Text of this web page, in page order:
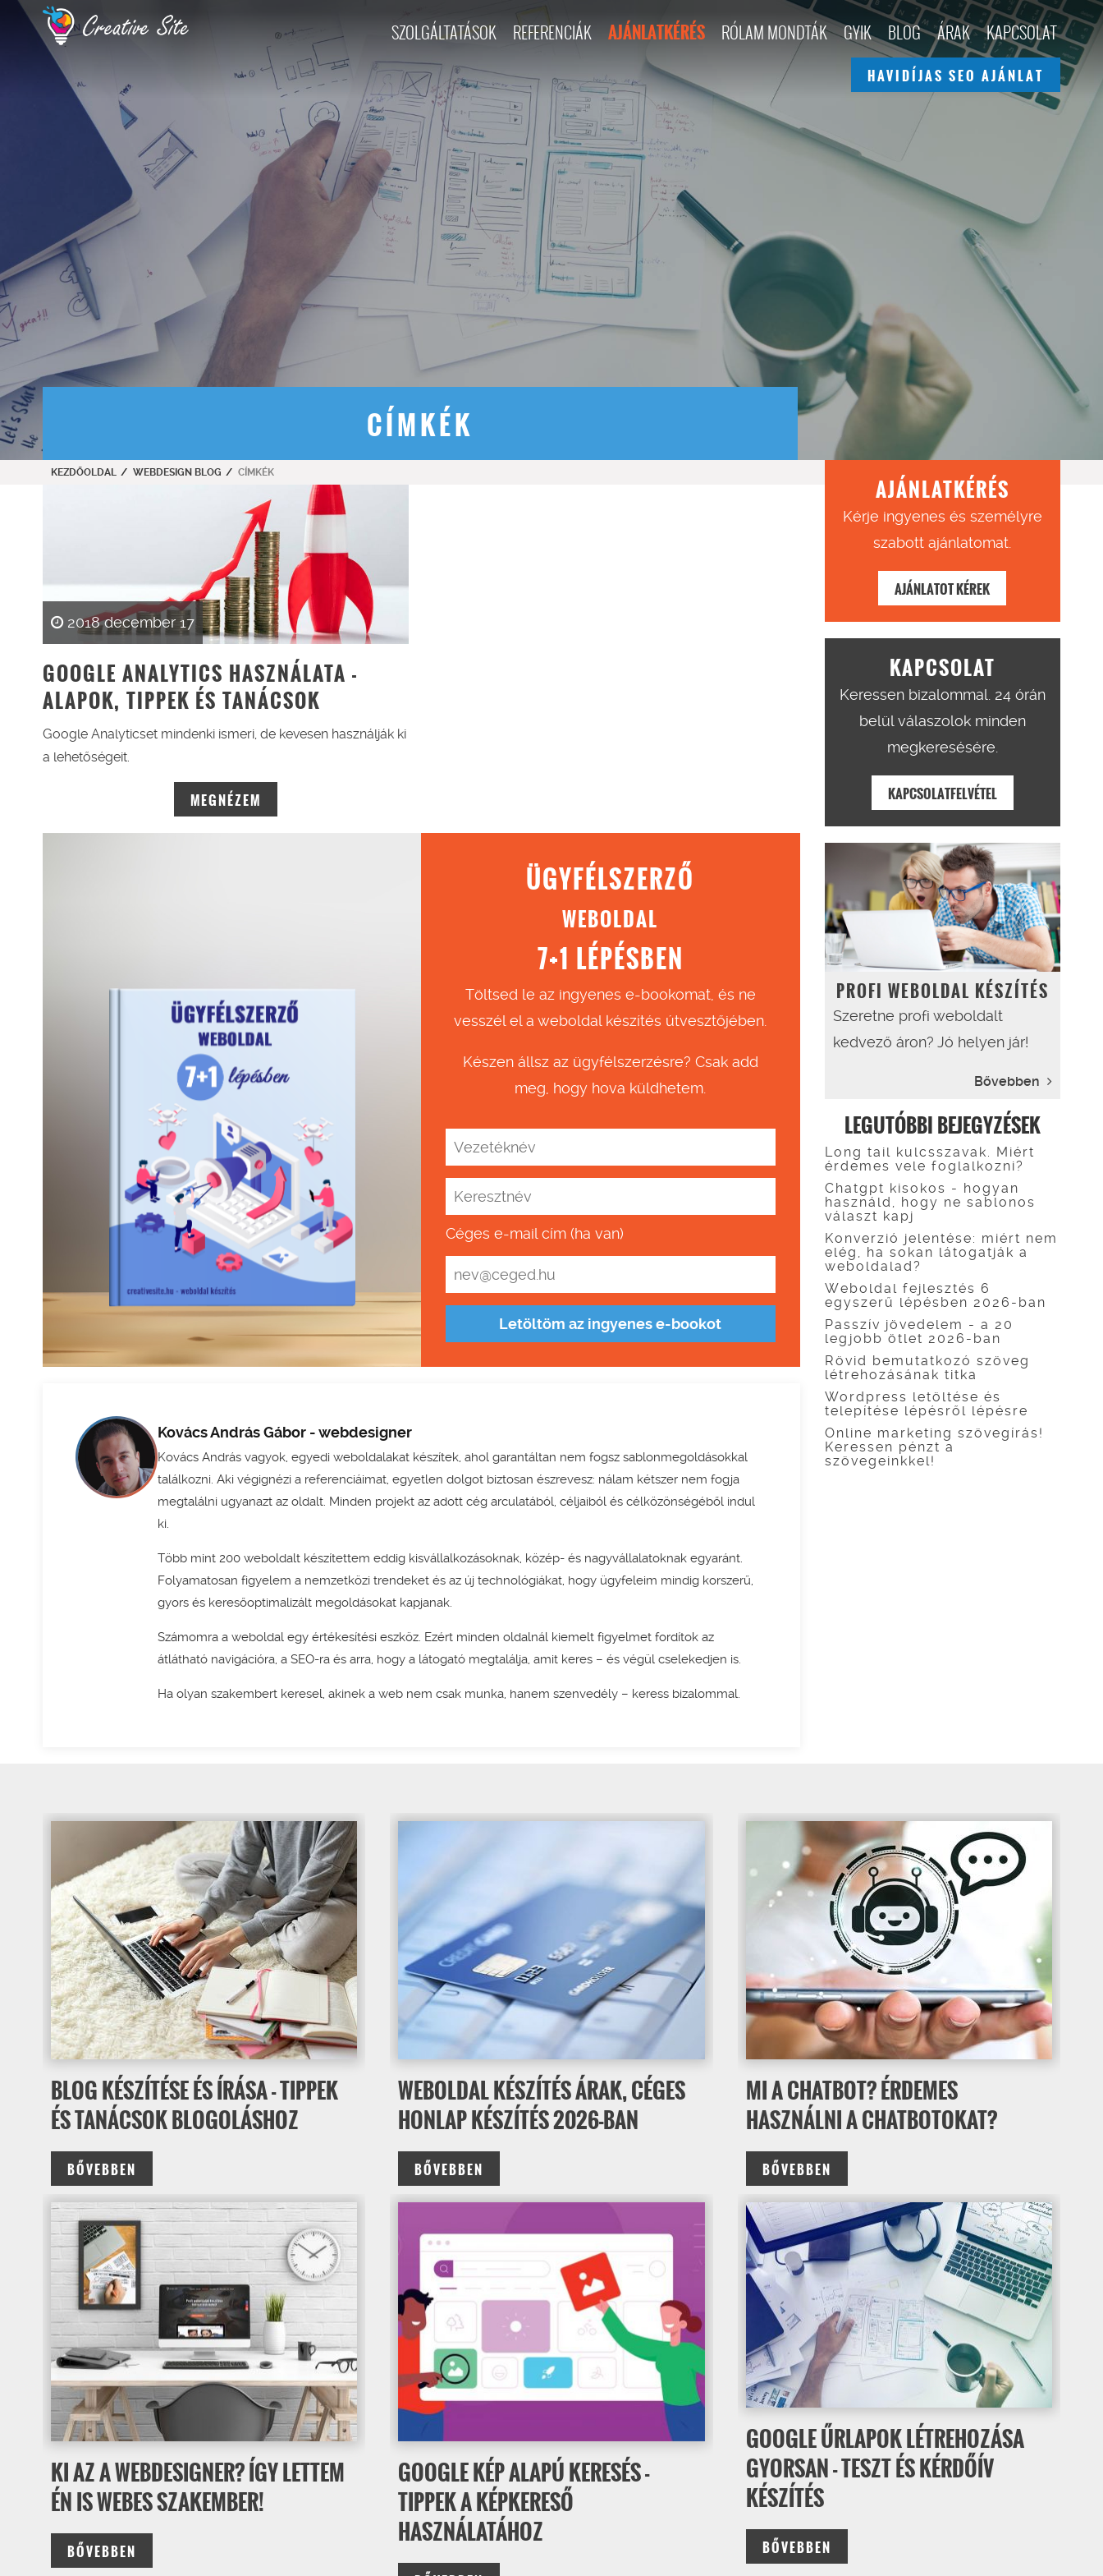
SZOLGÁLTATÁSOK REFERENCIÁK AJÁNLATKÉRÉS RÓLAM MONDTÁK GYIK BLOG ÁRAK KAPCSOLAT
HAVIDÍJAS SEO AJÁNLAT
CÍMKÉK
KEZDŐOLDAL WEBDESIGN BLOG CÍMKÉK
2018 december 17
GOOGLE ANALYTICS HASZNÁLATA -
ALAPOK, TIPPEK ÉS TANÁCSOK
Google Analyticset mindenki ismeri, de kevesen használják ki
a lehetőségeit.
MEGNÉZEM
ÜGYFÉLSZERZŐ
WEBOLDAL
7+1 LÉPÉSBEN
Töltsed le az ingyenes e-bookomat, és ne
vesszél el a weboldal készítés útvesztőjében.
Készen állsz az ügyfélszerzésre? Csak add
meg, hogy hova küldhetem.
Céges e-mail cím (ha van)
Letöltöm az ingyenes e-bookot
Kovács András Gábor - webdesigner
Kovács András vagyok, egyedi weboldalakat készítek, ahol garantáltan nem fogsz sablonmegoldásokkal
találkozni. Aki végignézi a referenciáimat, egyetlen dolgot biztosan észrevesz: nálam kétszer nem fogja
megtalálni ugyanazt az oldalt. Minden projekt az adott cég arculatából, céljaiból és célközönségéből indul
ki.
Több mint 200 weboldalt készítettem eddig kisvállalkozásoknak, közép- és nagyvállalatoknak egyaránt.
Folyamatosan figyelem a nemzetközi trendeket és az új technológiákat, hogy ügyfeleim mindig korszerű,
gyors és keresőoptimalizált megoldásokat kapjanak.
Számomra a weboldal egy értékesítési eszköz. Ezért minden oldalnál kiemelt figyelmet fordítok az
átlátható navigációra, a SEO-ra és arra, hogy a látogató megtalálja, amit keres – és végül cselekedjen is.
Ha olyan szakembert keresel, akinek a web nem csak munka, hanem szenvedély – keress bizalommal.
AJÁNLATKÉRÉS
Kérje ingyenes és személyre
szabott ajánlatomat.
AJÁNLATOT KÉREK
KAPCSOLAT
Keressen bizalommal. 24 órán
belül válaszolok minden
megkeresésére.
KAPCSOLATFELVÉTEL
PROFI WEBOLDAL KÉSZÍTÉS
Szeretne profi weboldalt
kedvező áron? Jó helyen jár!
Bővebben
LEGUTÓBBI BEJEGYZÉSEK
Long tail kulcsszavak. Miért
érdemes vele foglalkozni?
Chatgpt kisokos - hogyan
használd, hogy ne sablonos
választ kapj
Konverzió jelentése: miért nem
elég, ha sokan látogatják a
weboldalad?
Weboldal fejlesztés 6
egyszerű lépésben 2026-ban
Passzív jövedelem - a 20
legjobb ötlet 2026-ban
Rövid bemutatkozó szöveg
létrehozásának titka
Wordpress letöltése és
telepítése lépésről lépésre
Online marketing szövegírás!
Keressen pénzt a
szövegeinkkel!
BLOG KÉSZÍTÉSE ÉS ÍRÁSA - TIPPEK
ÉS TANÁCSOK BLOGOLÁSHOZ
BŐVEBBEN
WEBOLDAL KÉSZÍTÉS ÁRAK, CÉGES
HONLAP KÉSZÍTÉS 2026-BAN
BŐVEBBEN
MI A CHATBOT? ÉRDEMES
HASZNÁLNI A CHATBOTOKAT?
BŐVEBBEN
KI AZ A WEBDESIGNER? ÍGY LETTEM
ÉN IS WEBES SZAKEMBER!
BŐVEBBEN
GOOGLE KÉP ALAPÚ KERESÉS -
TIPPEK A KÉPKERESŐ
HASZNÁLATÁHOZ
GOOGLE ŰRLAPOK LÉTREHOZÁSA
GYORSAN - TESZT ÉS KÉRDŐÍV
KÉSZÍTÉS
BŐVEBBEN